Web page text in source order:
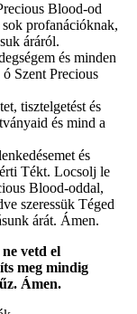
Blood-od
profanációknak,
áráról.
és minden
Szent Precious
tisztelgetést és
és mind a
és
Tékt. Locsolj le
Blood-oddal,
szeressük Téged
árát. Ámen.
vetd el
meg mindig
Ámen.